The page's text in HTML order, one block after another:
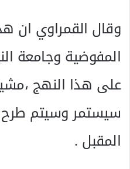
وقال القمراوي ان
المفوضية وجامعة
على هذا النهج
سيستمر وسيتم
المقبل .